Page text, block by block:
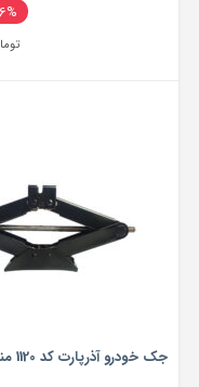
جک خودرو آذرپارت کد 1120 مناسب برای پراید